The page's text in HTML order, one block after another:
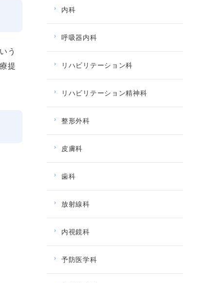
う
提
内科
呼吸器内科
リハビリテーション科
リハビリテーション精神科
整形外科
皮膚科
歯科
放射線科
内視鏡科
予防医学科